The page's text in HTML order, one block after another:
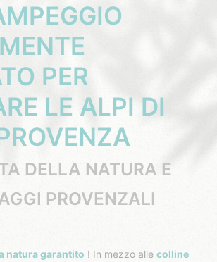
PER
LE ALPI DI
DELLA NATURA E
PROVENZALI
natura garantito ! In mezzo allecolline